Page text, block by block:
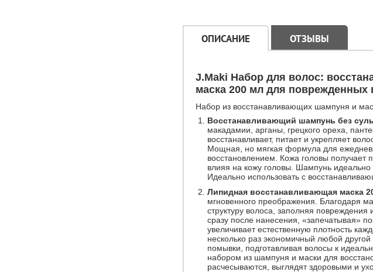
ОПИСАНИЕ ОТЗЫВЫ
J.Maki Набор для волос:
маска 200 мл для поврежденных
Набор из восстанавливающих шампуня и
Восстанавливающий шампунь без
макадамии, арганы, грецкого ореха,
восстанавливает, питает и укрепляет
Мощная, но мягкая формула для
восстановлением. Кожа головы получает
влияя на кожу головы. Шампунь идеально
Идеально использовать с
Липидная восстанавливающая маска
мгновенного преображения. Благодаря
структуру волоса, заполняя
сразу после нанесения, «запечатывая»
увеличивает естественную плотность
несколько раз экономичный любой
помывки, подготавливая волосы к
набором из шампуня и маски для
расчесываются, выглядят здоровыми и